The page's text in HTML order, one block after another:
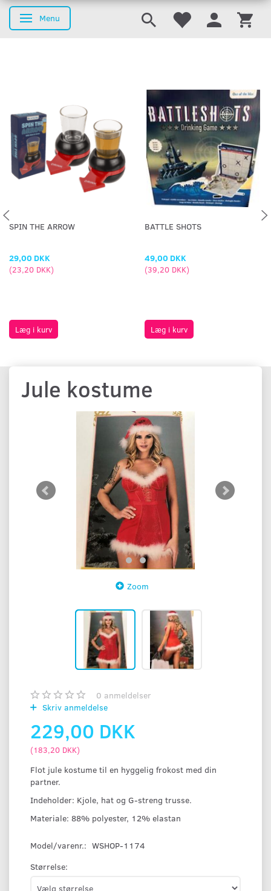
Skifte navigation
Menu
SPIN THE ARROW
29,00 DKK
(23,20 DKK)
Læg i kurv
BATTLE SHOTS
49,00 DKK
(39,20 DKK)
Læg i kurv
Jule kostume
Zoom
0 anmeldelser
Skriv anmeldelse
229,00 DKK
(183,20 DKK)
Flot jule kostume til en hyggelig frokost med din
partner.
Indeholder: Kjole, hat og G-streng trusse.
Materiale: 88% polyester, 12% elastan
Model/varenr.: WSHOP-1174
Størrelse: